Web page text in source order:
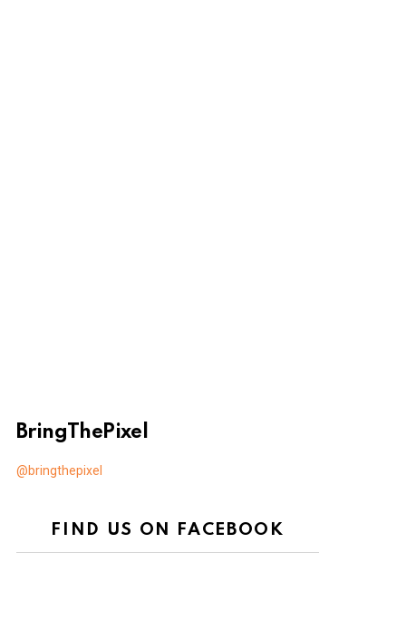
BringThePixel
@bringthepixel
FIND US ON FACEBOOK